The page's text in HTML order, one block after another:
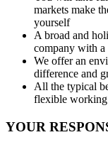
markets make
yourself
A broad and
company with a
We offer an
difference and
All the typical
flexible working
YOUR